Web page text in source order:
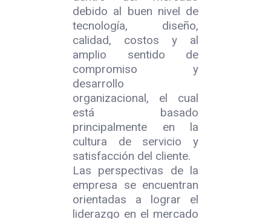
debido al buen nivel de
tecnología, diseño,
calidad, costos y al
amplio sentido de
compromiso y
desarrollo
organizacional, el cual
está basado
principalmente en la
cultura de servicio y
satisfacción del cliente.
Las perspectivas de la
empresa se encuentran
orientadas a lograr el
liderazgo en el mercado